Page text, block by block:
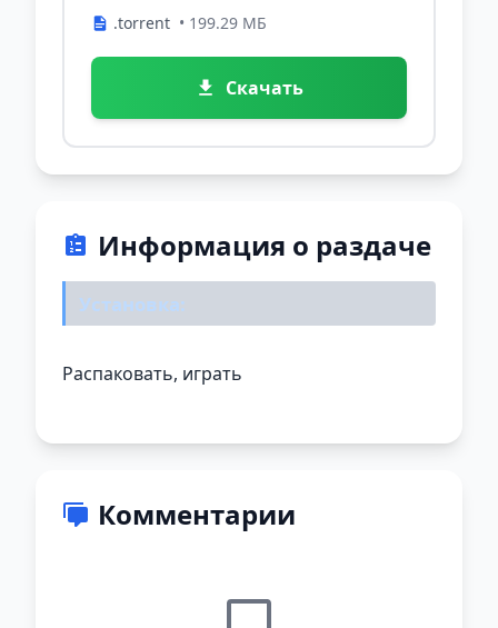
.torrent • 199.29 МБ
Скачать
Информация о раздаче
Установка:
Распаковать, играть
Комментарии